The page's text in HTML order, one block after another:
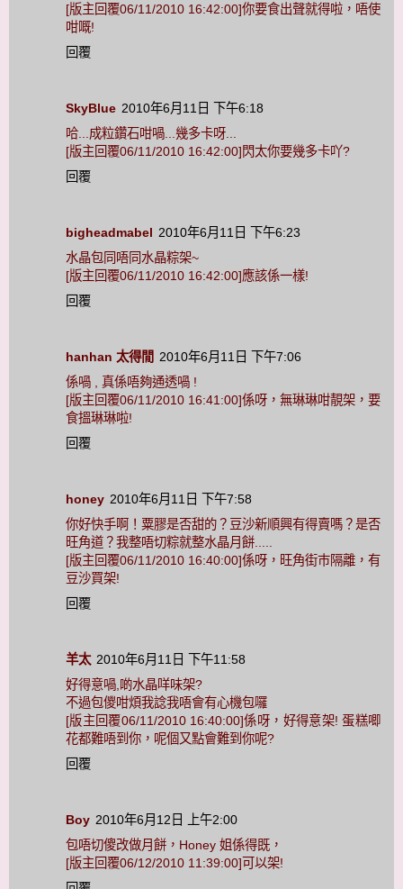
[版主回覆06/11/2010 16:42:00]你要食出聲就得啦，唔使
咁嘅!
回覆
SkyBlue 2010年6月11日 下午6:18
哈...成粒鑽石咁喎...幾多卡呀...
[版主回覆06/11/2010 16:42:00]閃太你要幾多卡吖?
回覆
bigheadmabel 2010年6月11日 下午6:23
水晶包同唔同水晶粽架~
[版主回覆06/11/2010 16:42:00]應該係一樣!
回覆
hanhan 太得閒 2010年6月11日 下午7:06
係喎 , 真係唔夠通透喎 !
[版主回覆06/11/2010 16:41:00]係呀，無琳琳咁靚架，要
食搵琳琳啦!
回覆
honey 2010年6月11日 下午7:58
你好快手啊！粟膠是否甜的？豆沙新順興有得賣嗎？是否
旺角道？我整唔切粽就整水晶月餅.....
[版主回覆06/11/2010 16:40:00]係呀，旺角街巿隔離，有
豆沙買架!
回覆
羊太 2010年6月11日 下午11:58
好得意喎,啲水晶咩味架?
不過包儍咁煩我諗我唔會有心機包囉
[版主回覆06/11/2010 16:40:00]係呀，好得意架! 蛋糕唧
花都難唔到你，呢個又點會難到你呢?
回覆
Boy 2010年6月12日 上午2:00
包唔切傻改做月餅，Honey 姐係得既，
[版主回覆06/12/2010 11:39:00]可以架!